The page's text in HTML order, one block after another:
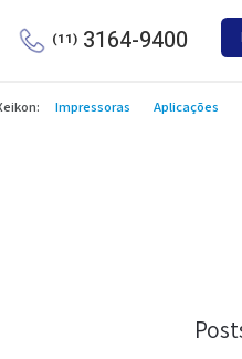
(11)
Cartão Xeikon: Impressoras